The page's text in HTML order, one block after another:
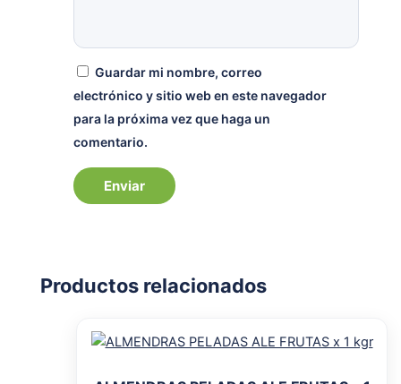
Guardar mi nombre, correo
electrónico y sitio web en este navegador
para la próxima vez que haga un
comentario.
Productos relacionados